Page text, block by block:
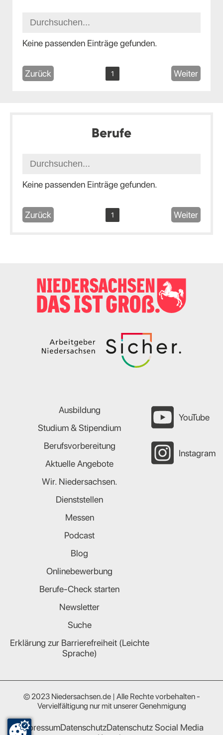
Keine passenden Einträge gefunden.
Zurück 1 Weiter
Berufe
Keine passenden Einträge gefunden.
Zurück 1 Weiter
Ausbildung
Studium & Stipendium
Berufsvorbereitung
Aktuelle Angebote
Wir. Niedersachsen.
Dienststellen
Messen
Podcast
Blog
Onlinebewerbung
Berufe-Check starten
Newsletter
Suche
Erklärung zur Barrierefreiheit (Leichte
Sprache)
YouTube
Instagram
© 2023 Niedersachsen.de | Alle Rechte vorbehalten -
Vervielfältigung nur mit unserer Genehmigung
ImpressumDatenschutzDatenschutz Social Media